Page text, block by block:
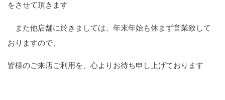
をさせて頂きます
また他店舗に於きましては、年末年始も休まず営業致して
おりますので、
皆様のご来店ご利用を、心よりお待ち申し上げております